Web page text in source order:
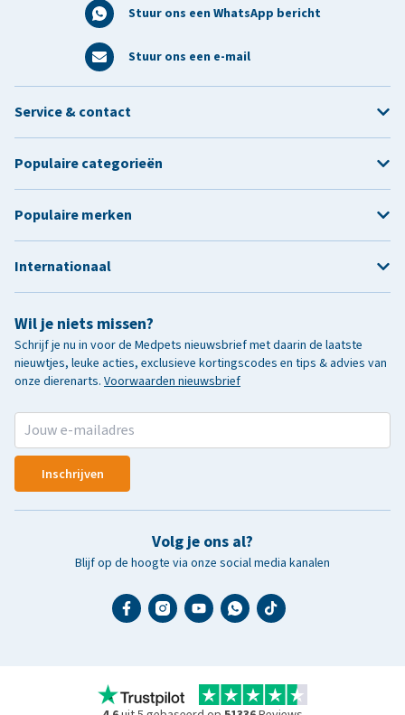
Stuur ons een WhatsApp bericht
Stuur ons een e-mail
Wil je niets missen?
Schrijf je nu in voor de Medpets nieuwsbrief met daarin de laatste
nieuwtjes, leuke acties, exclusieve kortingscodes en tips & advies van
onze dierenarts. Voorwaarden nieuwsbrief
Inschrijven
Volg je ons al?
Blijf op de hoogte via onze social media kanalen
Service & contact
Populaire categorieën
Populaire merken
Internationaal